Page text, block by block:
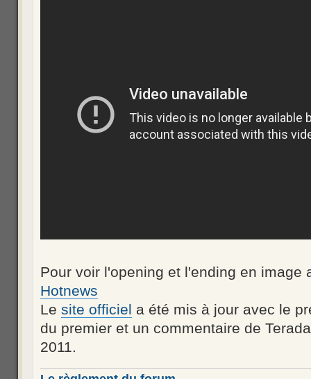
Pour voir l'opening et l'ending en
Hotnews
Le site officiel a été mis à jour avec le
du premier et un commentaire de
2011.